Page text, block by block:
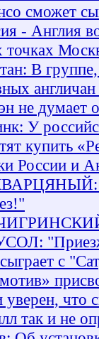
сможет
- Англия
точках
В группе,
не думает
У
купить
России и
с
что
так и не